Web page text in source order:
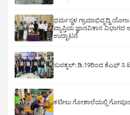
ಧರ್ಮಸ್ಥಳ ಗ್ರಾಮಾಭಿವೃದ್ಧಿ
ವ್ಯಾಪ್ತಿಯ ಜ್ಞಾನವಿಕಾಸ
ಉದ್ಘಾಟನೆ
ಸುರತ್ಕಲ್: ಡಿ‌.19ರಿಂದ ಕೆಎಫ್ ಸಿ
ಕಟೀಲು ಗೋಶಾಲೆಯಲ್ಲಿ